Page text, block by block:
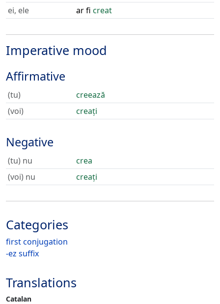
ei, ele
ar fi creat
Imperative mood
Affirmative
(tu)
creează
(voi)
creați
Negative
(tu) nu
crea
(voi) nu
creați
Categories
first conjugation
-ez suffix
Translations
Catalan